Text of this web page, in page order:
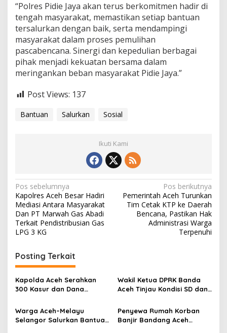
“Polres Pidie Jaya akan terus berkomitmen hadir di
tengah masyarakat, memastikan setiap bantuan
tersalurkan dengan baik, serta mendampingi
masyarakat dalam proses pemulihan
pascabencana. Sinergi dan kepedulian berbagai
pihak menjadi kekuatan bersama dalam
meringankan beban masyarakat Pidie Jaya.”
Post Views: 137
Bantuan Salurkan Sosial
Ikuti Kami
N
a
v
i
a
s
i
o
Pos sebelumnya
Kapolres Aceh Besar Hadiri
Mediasi Antara Masyarakat
Dan PT Marwah Gas Abadi
Terkait Pendistribusian Gas
LPG 3 KG
Pos berikutnya
Pemerintah Aceh Turunkan
Tim Cetak KTP ke Daerah
Bencana, Pastikan Hak
Administrasi Warga
Terpenuhi
Posting Terkait
Kapolda Aceh Serahkan
300 Kasur dan Dana
Korban Bencana di
Ketambe
Wakil Ketua DPRK Banda
Aceh Tinjau Kondisi SD dan
Warga Aceh–Melayu
Selangor Salurkan Bantuan
Penyewa Rumah Korban
Banjir Bandang Aceh